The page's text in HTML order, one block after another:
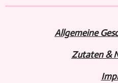
Allgemeine
Zutaten &